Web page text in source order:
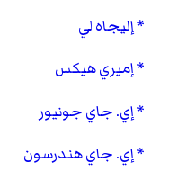
إليجاه لي
إميري هيكس
إي. جاي جونيور
إي. جاي هندرسون